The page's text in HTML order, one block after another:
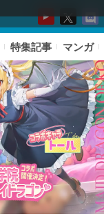
特集記事 マンガ